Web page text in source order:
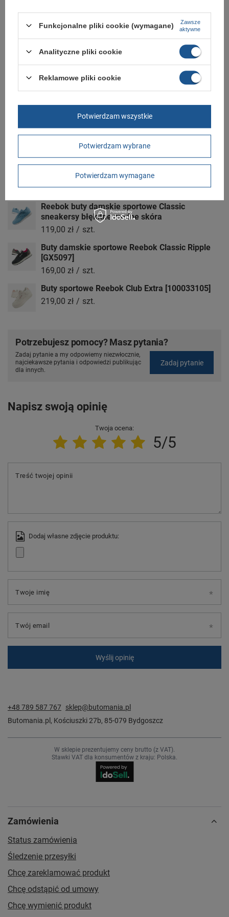
Zobacz również
Buty sportowe Reebok Classic [100033588]
Buty slip-on Reebok Royal Bonoco [CN8513]
48,00 zł / szt.
Buty sportowe Reebok [100033037]
/ szt.
Reebok buty damskie sportowe Royal Glide białe
modne skóra
189,00 zł / szt.
Reebok buty damskie sportowe Classic
sneakersy błękitne modne skóra
119,00 zł / szt.
Buty damskie sportowe Reebok Classic Ripple
[GX5097]
169,00 zł / szt.
Buty sportowe Reebok Club Extra [100033105]
219,00 zł / szt.
Potrzebujesz pomocy? Masz pytania?
Zadaj pytanie a my odpowiemy niezwłocznie,
najciekawsze pytania i odpowiedzi publikując
dla innych.
Zadaj pytanie
Napisz swoją opinię
Twoja ocena:
5/5
Treść twojej opinii
Dodaj własne zdjęcie produktu:
Twoje imię
Twój email
Wyślij opinię
+48 789 587 767 sklep@butomania.pl
Butomania.pl , Kościuszki 27b, 85-079 Bydgoszcz
W sklepie prezentujemy ceny brutto (z VAT).
Stawki VAT dla konsumentów z kraju: Polska.
Zamówienia
Status zamówienia
Śledzenie przesyłki
Chcę zareklamować produkt
Chcę odstąpić od umowy
Chcę wymienić produkt
Funkcjonalne pliki cookie (wymagane)
Zawsze
aktywne
Analityczne pliki cookie
Reklamowe pliki cookie
Potwierdzam wybrane
Potwierdzam wymagane
Potwierdzam wszystkie